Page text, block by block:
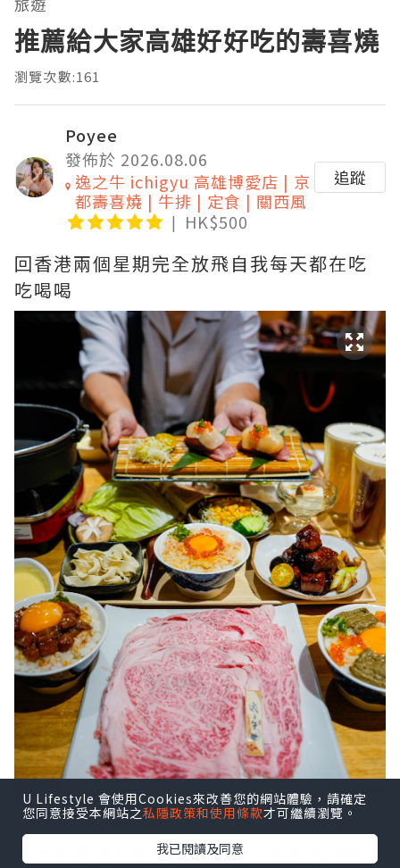
推薦給大家高雄好好吃的壽喜燒
瀏覽次數:161
Poyee
發佈於 2026.08.06
逸之牛 ichigyu 高雄博愛店 | 京
都壽喜燒 | 牛排 | 定食 | 關西風
HK$500
追蹤
回香港兩個星期完全放飛自我每天都在吃
吃喝喝
還一直傳照片給吳先森炫耀，看得他差點
U Lifestyle 會使用Cookies來改善您的網站體驗，請確定
您同意接受本網站之私隱政策和使用條款才可繼續瀏覽。
我已閱讀及同意